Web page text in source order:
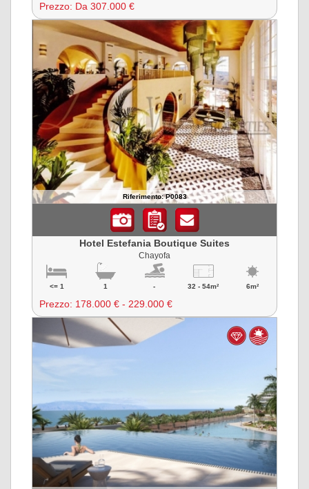
Prezzo: Da 307.000 €
Riferimento: P0083
Hotel Estefania Boutique Suites
Chayofa
<= 1 1 - 32 - 54m² 6m²
Prezzo: 178.000 € - 229.000 €